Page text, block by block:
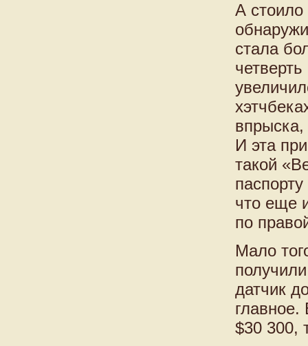
А стоило
стала
И эта
такой
что еще
по
Мало
датчик
$30 300,